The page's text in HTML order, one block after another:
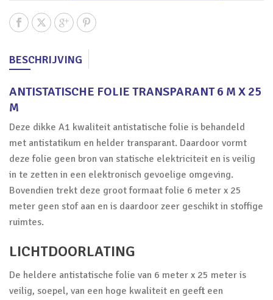
BESCHRIJVING
ANTISTATISCHE FOLIE TRANSPARANT 6 M X 25
M
Deze dikke A1 kwaliteit antistatische folie is behandeld
met antistatikum en helder transparant. Daardoor vormt
deze folie geen bron van statische elektriciteit en is veilig
in te zetten in een elektronisch gevoelige omgeving.
Bovendien trekt deze groot formaat folie 6 meter x 25
meter geen stof aan en is daardoor zeer geschikt in stoffige
ruimtes.
LICHTDOORLATING
De heldere antistatische folie van 6 meter x 25 meter is
veilig, soepel, van een hoge kwaliteit en geeft een